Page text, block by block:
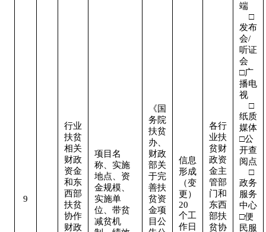
9
行业
扶贫
相关
财政
资金
和东
西部
扶贫
协作
财政
项目名
称、实施
地点、资
金规模、
实施单
位、带贫
减贫机
《国
务院
扶贫
办、
财政
部关
于完
善扶
贫资
金项
目公
信息
形成
（变
更）
20
个工
作日
各行
业扶
贫财
政资
金主
管部
门和
东西
部扶
贫协
端
□
发布
会/
听证
会
□广
播电
视
□
纸质
媒体
□公
开查
阅点
□
政务
服务
中心
□便
民服